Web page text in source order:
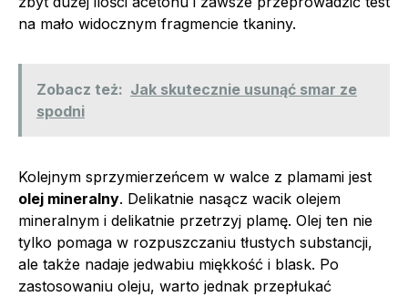
na mało widocznym fragmencie tkaniny.
Zobacz też: Jak skutecznie usunąć smar ze
spodni
Kolejnym sprzymierzeńcem w walce z plamami jest
olej mineralny. Delikatnie nasącz wacik olejem
mineralnym i delikatnie przetrzyj plamę. Olej ten nie
tylko pomaga w rozpuszczaniu tłustych substancji,
ale także nadaje jedwabiu miękkość i blask. Po
zastosowaniu oleju, warto jednak przepłukać